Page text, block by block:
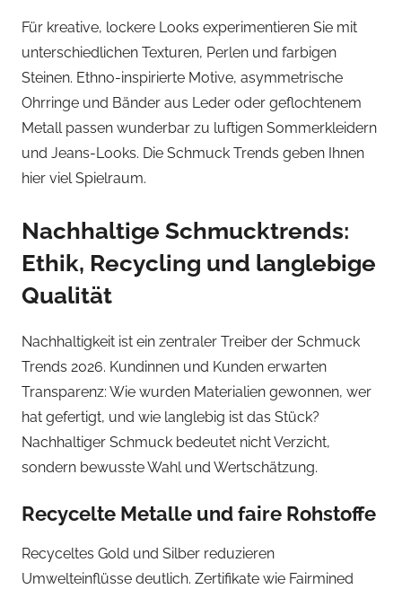
Für kreative, lockere Looks experimentieren Sie mit
unterschiedlichen Texturen, Perlen und farbigen
Steinen. Ethno-inspirierte Motive, asymmetrische
Ohrringe und Bänder aus Leder oder geflochtenem
Metall passen wunderbar zu luftigen Sommerkleidern
und Jeans-Looks. Die Schmuck Trends geben Ihnen
hier viel Spielraum.
Nachhaltige Schmucktrends:
Ethik, Recycling und langlebige
Qualität
Nachhaltigkeit ist ein zentraler Treiber der Schmuck
Trends 2026. Kundinnen und Kunden erwarten
Transparenz: Wie wurden Materialien gewonnen, wer
hat gefertigt, und wie langlebig ist das Stück?
Nachhaltiger Schmuck bedeutet nicht Verzicht,
sondern bewusste Wahl und Wertschätzung.
Recycelte Metalle und faire Rohstoffe
Recyceltes Gold und Silber reduzieren
Umwelteinflüsse deutlich. Zertifikate wie Fairmined